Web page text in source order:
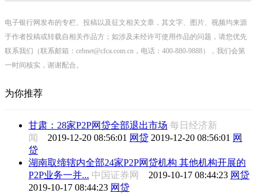
电子银行网发布的专栏、投稿以及征文相关文章，其文字、图片、视频均来源
于作者投稿或转载自相关作品方；如涉及未经许可使用作品的问题，请您优先
联系我们（联系邮箱：cebnet@cfca.com.cn，电话：400-880-9888），我们会第
一时间核实，谢谢配合。
为你推荐
甘肃：28家P2P网贷全部退出市场 每日经济新
闻 2019-12-20 08:56:01 网贷 2019-12-20 08:56:01 网
贷
湖南取缔辖内全部24家P2P网贷机构 其他机构开展的
P2P业务一并... 中国证券网 2019-10-17 08:44:23 网贷
2019-10-17 08:44:23 网贷